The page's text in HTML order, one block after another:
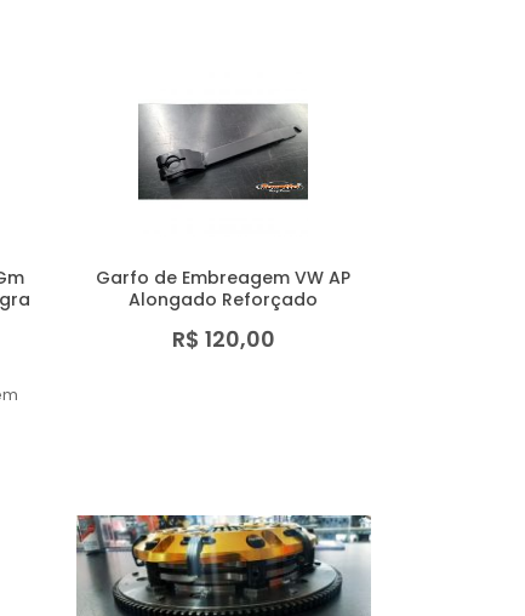
Garfo de Embreagem VW AP
Alongado Reforçado
R$ 120,00